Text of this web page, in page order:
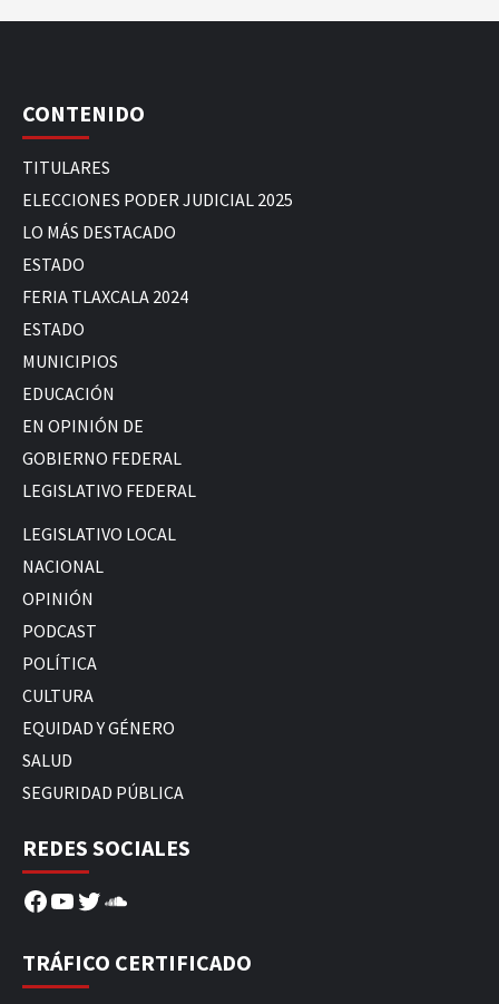
CONTENIDO
TITULARES
ELECCIONES PODER JUDICIAL 2025
LO MÁS DESTACADO
ESTADO
FERIA TLAXCALA 2024
ESTADO
MUNICIPIOS
EDUCACIÓN
EN OPINIÓN DE
GOBIERNO FEDERAL
LEGISLATIVO FEDERAL
LEGISLATIVO LOCAL
NACIONAL
OPINIÓN
PODCAST
POLÍTICA
CULTURA
EQUIDAD Y GÉNERO
SALUD
SEGURIDAD PÚBLICA
REDES SOCIALES
Facebook
YouTube
Twitter
SoundCloud
TRÁFICO CERTIFICADO